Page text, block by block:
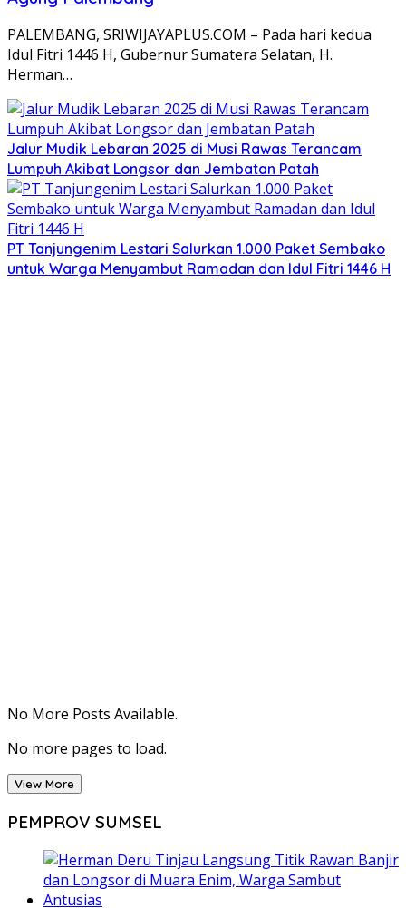
PALEMBANG, SRIWIJAYAPLUS.COM – Pada hari kedua
Idul Fitri 1446 H, Gubernur Sumatera Selatan, H.
Herman…
Jalur Mudik Lebaran 2025 di Musi Rawas Terancam
Lumpuh Akibat Longsor dan Jembatan Patah
PT Tanjungenim Lestari Salurkan 1.000 Paket Sembako
untuk Warga Menyambut Ramadan dan Idul Fitri 1446 H
No More Posts Available.
No more pages to load.
View More
PEMPROV SUMSEL